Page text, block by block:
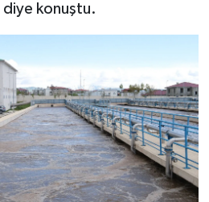
konuştu.